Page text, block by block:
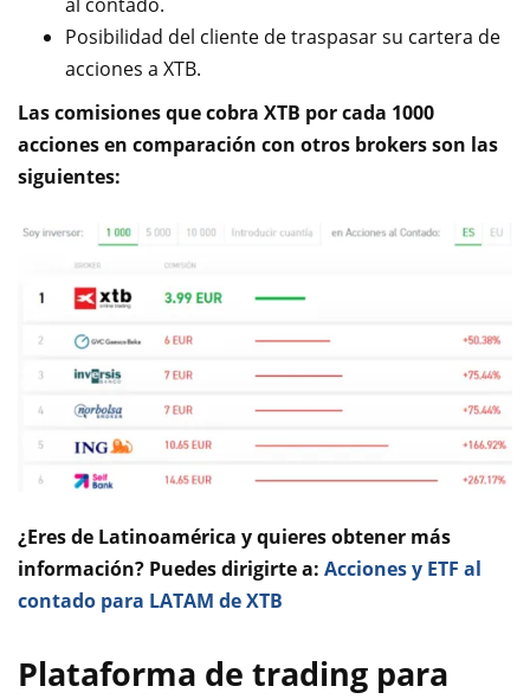
Posibilidad del cliente de traspasar su cartera de
acciones a XTB.
Las comisiones que cobra XTB por cada 1000
acciones en comparación con otros brokers son las
siguientes:
¿Eres de Latinoamérica y quieres obtener más
información? Puedes dirigirte a: Acciones y ETF al
contado para LATAM de XTB
Plataforma de trading para